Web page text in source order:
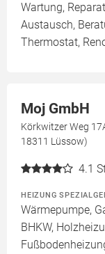
Wartung,
Austausch,
Thermostat,
Moj GmbH
Körkwitzer Weg
18311 Lüssow)
4.1
HEIZUNG
Wärmepumpe,
BHKW,